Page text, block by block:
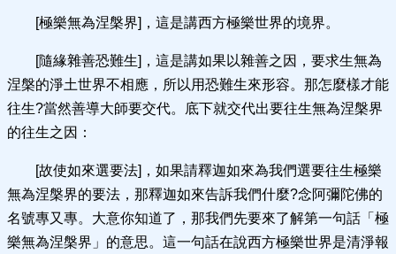
[極樂無為涅槃界]，這是講西方極樂世界的境界。
[隨緣雜善恐難生]，這是講如果以雜善之因，要求生無為
涅槃的淨土世界不相應，所以用恐難生來形容。那怎麼樣才能
往生?當然善導大師要交代。底下就交代出要往生無為涅槃界
的往生之因：
[故使如來選要法]，如果請釋迦如來為我們選要往生極樂
無為涅槃界的要法，那釋迦如來告訴我們什麼?念阿彌陀佛的
名號專又專。大意你知道了，那我們先要來了解第一句話「極
樂無為涅槃界」的意思。這一句話在說西方極樂世界是清淨報